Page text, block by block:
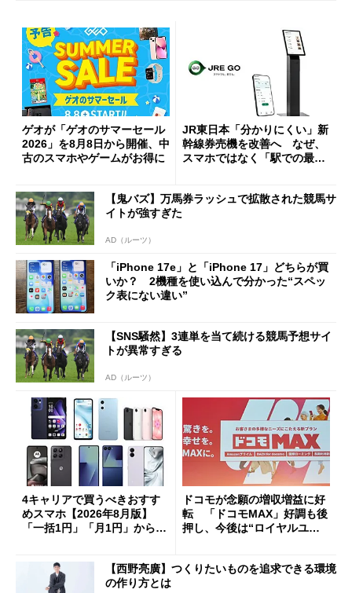
ゲオが「ゲオのサマーセール
2026」を8月8日から開催、中
古のスマホやゲームがお得に
JR東日本「分かりにくい」新
幹線券売機を改善へ なぜ、
スマホではなく「駅での最短
【鬼バズ】万馬券ラッシュで拡散された競馬サ
イトが強すぎた
AD（ルーツ）
「iPhone 17e」と「iPhone 17」どちらが買
いか？ 2機種を使い込んで分かった“スペッ
ク表にない違い”
【SNS騒然】3連単を当て続ける競馬予想サイ
トが異常すぎる
AD（ルーツ）
4キャリアで買うべきおすす
めスマホ【2026年8月版】
「一括1円」「月1円」からお
ドコモが念願の増収増益に好
転 「ドコモMAX」好調も後
押し、今後は“ロイヤルユー
【西野亮廣】つくりたいものを追求できる環境
の作り方とは